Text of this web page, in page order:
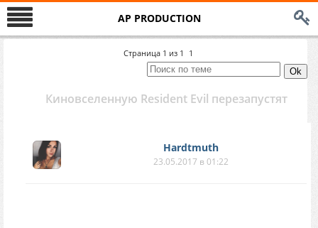
AP PRODUCTION
Страница 1 из 1 1
Киновселенную Resident Evil перезапустят
Hardtmuth
23.05.2017 в 01:22